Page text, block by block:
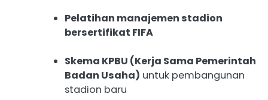
Pelatihan manajemen stadion
bersertifikat FIFA
Skema KPBU (Kerja Sama Pemerintah
Badan Usaha) untuk pembangunan
stadion baru